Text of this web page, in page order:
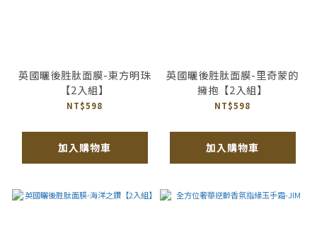
英國曬後胜肽面膜-東方明珠
【2入組】
NT$598
加入購物車
英國曬後胜肽面膜-里奇蒙的
擁抱【2入組】
NT$598
加入購物車